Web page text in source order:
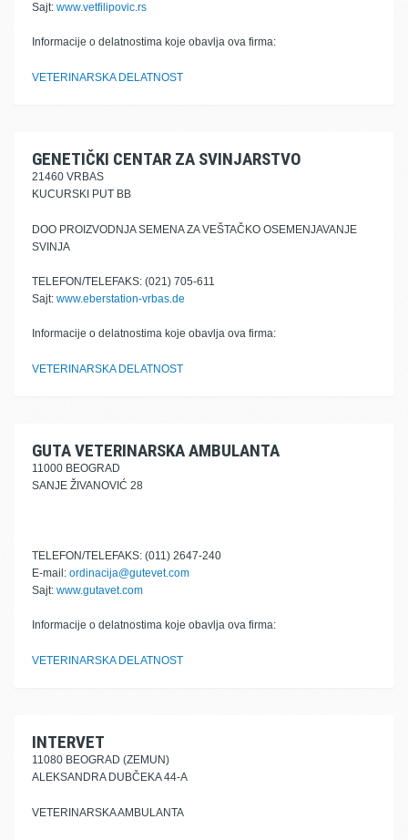
Sajt: www.vetfilipovic.rs
Informacije o delatnostima koje obavlja ova firma:
VETERINARSKA DELATNOST
GENETIČKI CENTAR ZA SVINJARSTVO
21460 VRBAS
KUCURSKI PUT BB
DOO PROIZVODNJA SEMENA ZA VEŠTAČKO OSEMENJAVANJE
SVINJA
TELEFON/TELEFAKS: (021) 705-611
Sajt: www.eberstation-vrbas.de
Informacije o delatnostima koje obavlja ova firma:
VETERINARSKA DELATNOST
GUTA VETERINARSKA AMBULANTA
11000 BEOGRAD
SANJE ŽIVANOVIĆ 28
TELEFON/TELEFAKS: (011) 2647-240
E-mail: ordinacija@gutevet.com
Sajt: www.gutavet.com
Informacije o delatnostima koje obavlja ova firma:
VETERINARSKA DELATNOST
INTERVET
11080 BEOGRAD (ZEMUN)
ALEKSANDRA DUBČEKA 44-A
VETERINARSKA AMBULANTA